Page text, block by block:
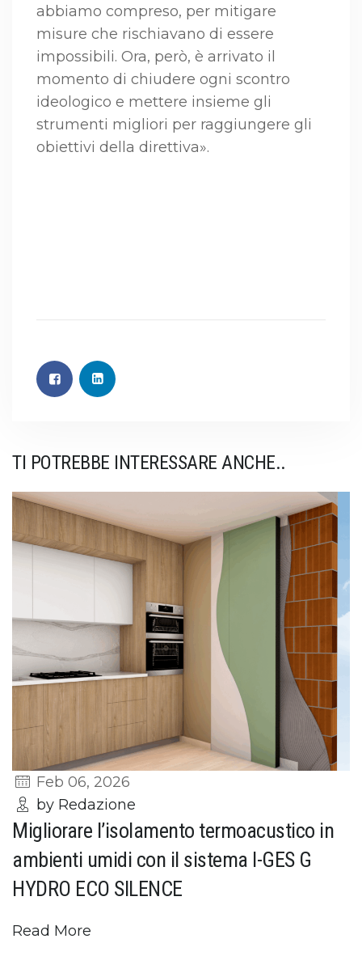
abbiamo compreso, per mitigare
misure che rischiavano di essere
impossibili. Ora, però, è arrivato il
momento di chiudere ogni scontro
ideologico e mettere insieme gli
strumenti migliori per raggiungere gli
obiettivi della direttiva».
TI POTREBBE INTERESSARE ANCHE..
Feb 06, 2026
by Redazione
Migliorare l’isolamento termoacustico in
ambienti umidi con il sistema I-GES G
HYDRO ECO SILENCE
Read More